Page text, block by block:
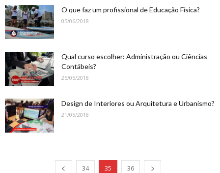
O que faz um profissional de Educação Física?
05/06/2018
Qual curso escolher: Administração ou Ciências
Contábeis?
25/05/2018
Design de Interiores ou Arquitetura e Urbanismo?
21/05/2018
34 35 36